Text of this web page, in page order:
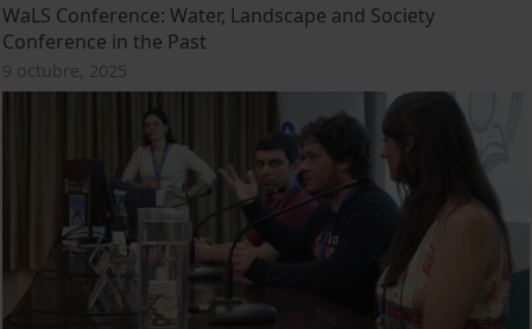
WaLS Conference: Water, Landscape and Society
Conference in the Past
9 octubre, 2025